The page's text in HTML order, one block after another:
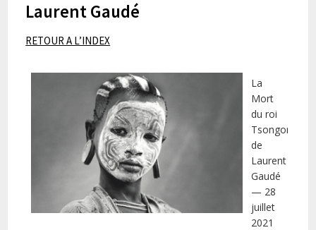
Laurent Gaudé
RETOUR A L’INDEX
La
Mort
du roi
Tsongor
de
Laurent
Gaudé
— 28
juillet
2021